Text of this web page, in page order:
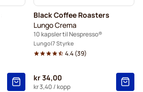
Black Coffee Roasters
Lungo Crema
10 kapsler til Nespresso®
Lungo 7 Styrke
4.4(39)
kr 34,00
kr 3,40 / kopp